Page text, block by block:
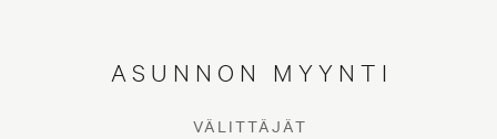
ASUNNON MYYNTI
VÄLITTÄJÄT